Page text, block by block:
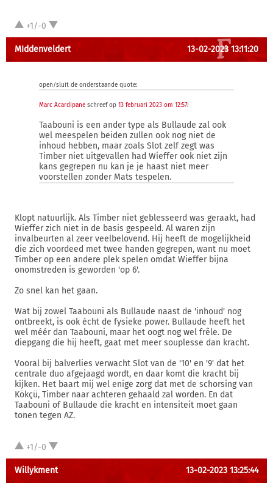
+1/-0
MIddenveldert 13-02-2023 13:11:20
open/sluit de onderstaande quote:
Marc Acardipane schreef op 13 februari 2023 om 12:57:
Taabouni is een ander type als Bullaude zal ook
wel meespelen beiden zullen ook nog niet de
inhoud hebben, maar zoals Slot zelf zegt was
Timber niet uitgevallen had Wieffer ook niet zijn
kans gegrepen nu kan je je haast niet meer
voorstellen zonder Mats tespelen.
Klopt natuurlijk. Als Timber niet geblesseerd was geraakt, had
Wieffer zich niet in de basis gespeeld. Al waren zijn
invalbeurten al zeer veelbelovend. Hij heeft de mogelijkheid
die zich voordeed met twee handen gegrepen, want nu moet
Timber op een andere plek spelen omdat Wieffer bijna
onomstreden is geworden 'op 6'.
Zo snel kan het gaan.
Wat bij zowel Taabouni als Bullaude naast de 'inhoud' nog
ontbreekt, is ook écht de fysieke power. Bullaude heeft het
wel méér dan Taabouni, maar het oogt nog wel frêle. De
diepgang die hij heeft, gaat met meer souplesse dan kracht.
Vooral bij balverlies verwacht Slot van de '10' en '9' dat het
centrale duo afgejaagd wordt, en daar komt die kracht bij
kijken. Het baart mij wel enige zorg dat met de schorsing van
Kökçü, Timber naar achteren gehaald zal worden. En dat
Taabouni of Bullaude die kracht en intensiteit moet gaan
tonen tegen AZ.
+1/-0
Willykment 13-02-2023 13:25:44